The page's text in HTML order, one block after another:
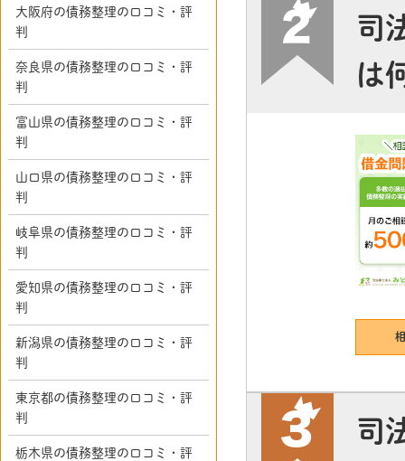
司
は
司
大阪府の債務整理の口コミ・評
判
奈良県の債務整理の口コミ・評
判
富山県の債務整理の口コミ・評
判
山口県の債務整理の口コミ・評
判
岐阜県の債務整理の口コミ・評
判
愛知県の債務整理の口コミ・評
判
新潟県の債務整理の口コミ・評
判
東京都の債務整理の口コミ・評
判
栃木県の債務整理の口コミ・評